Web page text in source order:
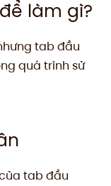
làm gì?
tab đầu
quá trình sử
tab đầu